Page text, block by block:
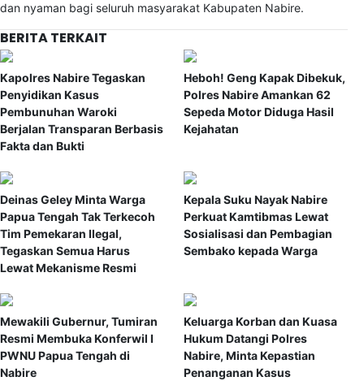
dan nyaman bagi seluruh masyarakat Kabupaten Nabire.
BERITA TERKAIT
Kapolres Nabire Tegaskan
Penyidikan Kasus
Pembunuhan Waroki
Berjalan Transparan Berbasis
Fakta dan Bukti
Heboh! Geng Kapak Dibekuk,
Polres Nabire Amankan 62
Sepeda Motor Diduga Hasil
Kejahatan
Deinas Geley Minta Warga
Papua Tengah Tak Terkecoh
Tim Pemekaran Ilegal,
Tegaskan Semua Harus
Lewat Mekanisme Resmi
Kepala Suku Nayak Nabire
Perkuat Kamtibmas Lewat
Sosialisasi dan Pembagian
Sembako kepada Warga
Mewakili Gubernur, Tumiran
Resmi Membuka Konferwil I
PWNU Papua Tengah di
Nabire
Keluarga Korban dan Kuasa
Hukum Datangi Polres
Nabire, Minta Kepastian
Penanganan Kasus